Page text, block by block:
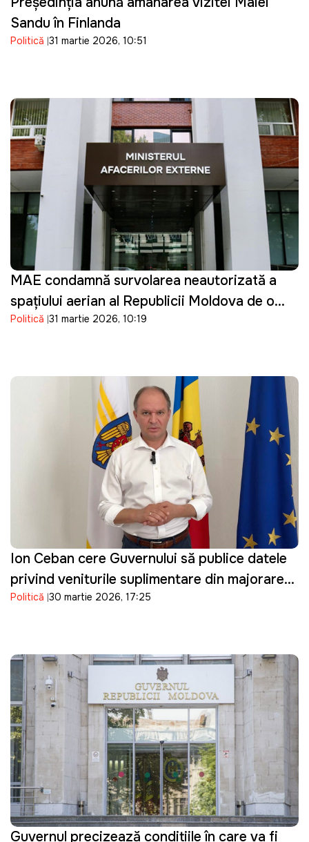
Sandu în Finlanda
Politică 31 martie 2026, 10:51
MAE condamnă survolarea neautorizată a
spațiului aerian al Republicii Moldova de o
dronă de tip Shahed: "O încălcare gravă"
Politică 31 martie 2026, 10:19
Ion Ceban cere Guvernului să publice datele
privind veniturile suplimentare din majorarea
prețurilor la carburanți
Politică 30 martie 2026, 17:25
Guvernul precizează condițiile în care va fi